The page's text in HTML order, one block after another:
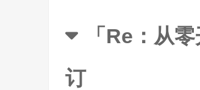
「Re：从
订